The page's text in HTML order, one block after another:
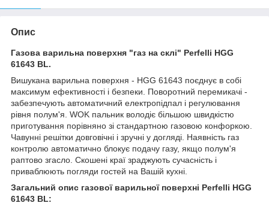
Опис
Газова варильна поверхня "газ на склі" Perfelli HGG
61643 BL.
Вишукана варильна поверхня - HGG 61643 поєднує в собі
максимум ефективності і безпеки. Поворотний перемикачі -
забезпечують автоматичний електропідпал і регулювання
рівня полум'я. WOK пальник володіє більшою швидкістю
приготування порівняно зі стандартною газовою конфоркою.
Чавунні решітки довговічні і зручні у догляді. Наявність газ
контролю автоматично блокує подачу газу, якщо полум'я
раптово згасло. Скошені краї зраджують сучасність і
приваблюють погляди гостей на Вашій кухні.
Загальний опис газової варильної поверхні Perfelli HGG
61643 BL: